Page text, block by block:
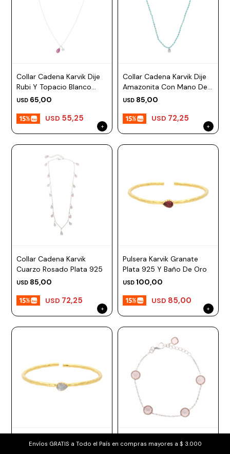
Envíos GRATIS a Todo el País en compras mayores a $ 3.000
Collar Cadena Karvik Dije
Rubi Y Topacio Blanco
Plata 925
USD 65,00
USD 55,25
Collar Cadena Karvik Dije
Amazonita Con Mano De
Hamsa Plata 925
USD 85,00
USD 72,25
Collar Cadena Karvik
Cuarzo Rosado Plata 925
USD 85,00
USD 72,25
Pulsera Karvik Granate
Plata 925 Y Baño De Oro
USD 100,00
USD 85,00
Pulsera Karvik Labradorita
Pulsera Karvik Cuarzo